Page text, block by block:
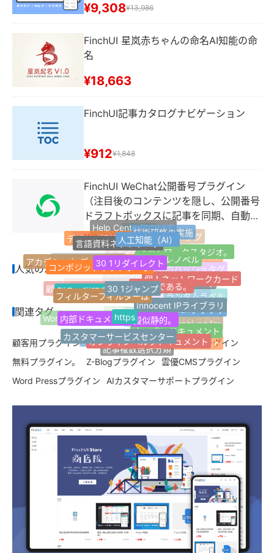
¥9,308¥13,986
FinchUI 星岚赤ちゃんの命名AI知能の命
名
¥18,663
FinchUI記事カタログナビゲーション
¥912¥1,848
FinchUI WeChat公開番号プラグイン
（注目後のコンテンツを隠し、公開番号
ドラフトボックスに記事を同期、自動返
信などの機能）
¥2,994
人気のハッシュタグ
Z-blogPHP
FinchUI
ウェブサイトナビゲーション
1ページのウェブサイト
Z-Blogプラグイン
マイクロパブリック番号
開発サービスの開発
カスタムサービス
応答性が高い。
適応する。
Jquery
ブログサイト最新のラベル
人気のハッシュタグ
ランダムラベル
Tag Archives for
AIライティングアシスタント
記事複数選択分類
その他の分類
Word Pressプラグイン
顧客用プラグイン
WEB引越しサイト
ウェブサイト情報
favicon
ウェブサイトタグ
サムネール画像
jQuery
Safariブラウザ
オープン·ドキュメント
オンラインヘルプドキュメント
カスタマーサービスセンター
内部ドキュメント
製品の説明書
アカデミック·ディスカッション
デザイン情報の提供
Help Centerについて
技術研修の実施
ネットワークスタジオ。
個人ネットワークカード
Innocent IPライブラリ
擬似静的。
https
フィルターフィルターは
コンポジットネットワーク
言語資料ネットワーク
人工知能（AI）
シングル·ノベル
良い本である。
30 1ジャンプ
30 1リダイレクト
関連タグ
顧客用プラグイン マイクロチップの挿入 有料プラグイン
無料プラグイン。
Z-Blogプラグイン
雲優CMSプラグイン
Word Pressプラグイン
AIカスタマーサポートプラグイン